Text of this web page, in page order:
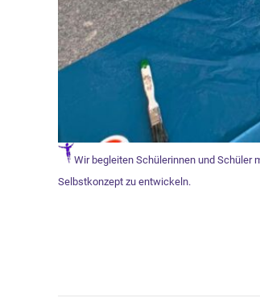
Wir begleiten Schülerinnen und Schüler
Selbstkonzept zu entwickeln.